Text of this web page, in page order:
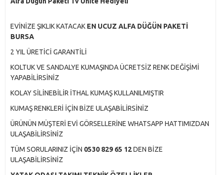
EVİNİZE ŞIKLIK KATACAK EN UCUZ ALFA DÜĞÜN PAKETİ
BURSA
2 YIL ÜRETİCİ GARANTİLİ
KOLTUK VE SANDALYE KUMAŞINDA ÜCRETSİZ RENK DEĞİŞİMİ
YAPABİLİRSİNİZ
KOLAY SİLİNEBİLİR İTHAL KUMAŞ KULLANILMIŞTIR
KUMAŞ RENKLERİ İÇİN BİZE ULAŞABİLİRSİNİZ
ÜRÜNÜN MÜŞTERİ EVİ GÖRSELLERİNE WHATSAPP HATTIMIZDAN
ULAŞABİLİRSİNİZ
TÜM SORULARINIZ İÇİN 0530 829 65 12DEN BİZE
ULAŞABİLİRSİNİZ